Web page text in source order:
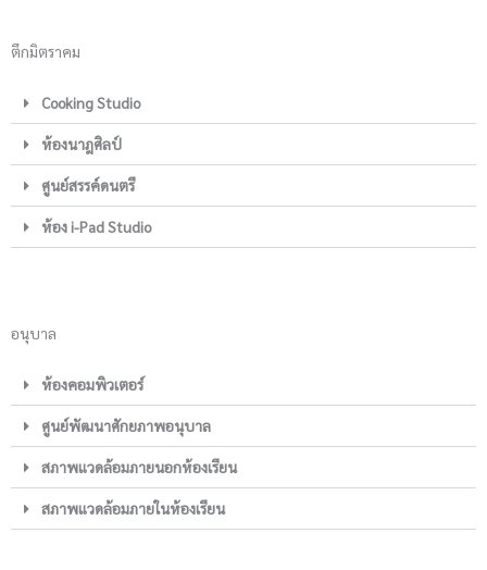
ตึกมิตราคม
Cooking Studio
ห้องนาฎศิลป์
ศูนย์สรรค์ดนตรี
ห้อง i-Pad Studio
อนุบาล
ห้องคอมพิวเตอร์
ศูนย์พัฒนาศักยภาพอนุบาล
สภาพแวดล้อมภายนอกห้องเรียน
สภาพแวดล้อมภายในห้องเรียน